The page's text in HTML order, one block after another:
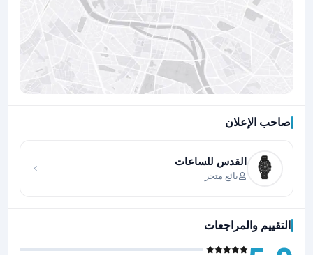
صاحب الإعلان
القدس للساعات
بائع متجر
التقييم والمراجعات